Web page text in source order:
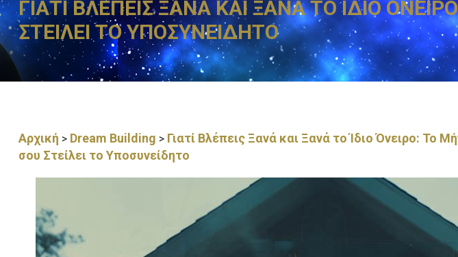
ΓΙΑΤΙ ΒΛΕΠΕΙΣ ΞΑΝΑ ΚΑΙ ΞΑΝΑ ΤΟ ΙΔΙΟ
ΣΤΕΙΛΕΙ ΤΟ ΥΠΟΣΥΝΕΙΔΗΤΟ
Αρχική > Dream Building > Γιατί Βλέπεις Ξανά και Ξανά το Ίδιο Όνειρο: Το
σου Στείλει το Υποσυνείδητο